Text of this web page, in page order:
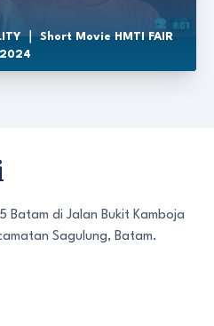
｜ Short Movie HMTI FAIR
2024
Batam di Jalan Bukit Kamboja
Sagulung, Batam.